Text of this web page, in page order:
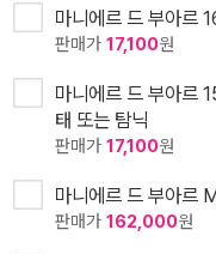
마니에르 드 부아
판매가 17,100원
마니에르 드 부아
태 또는 탐닉
판매가 17,100원
마니에르 드 부아르
판매가 162,000원